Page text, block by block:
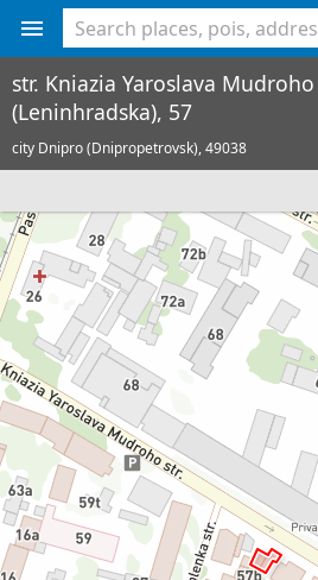
str. Kniazia Yaroslava Mudroho
(Leninhradska), 57
city Dnipro (Dnipropetrovsk),49038
<% console.log(hcard) %>